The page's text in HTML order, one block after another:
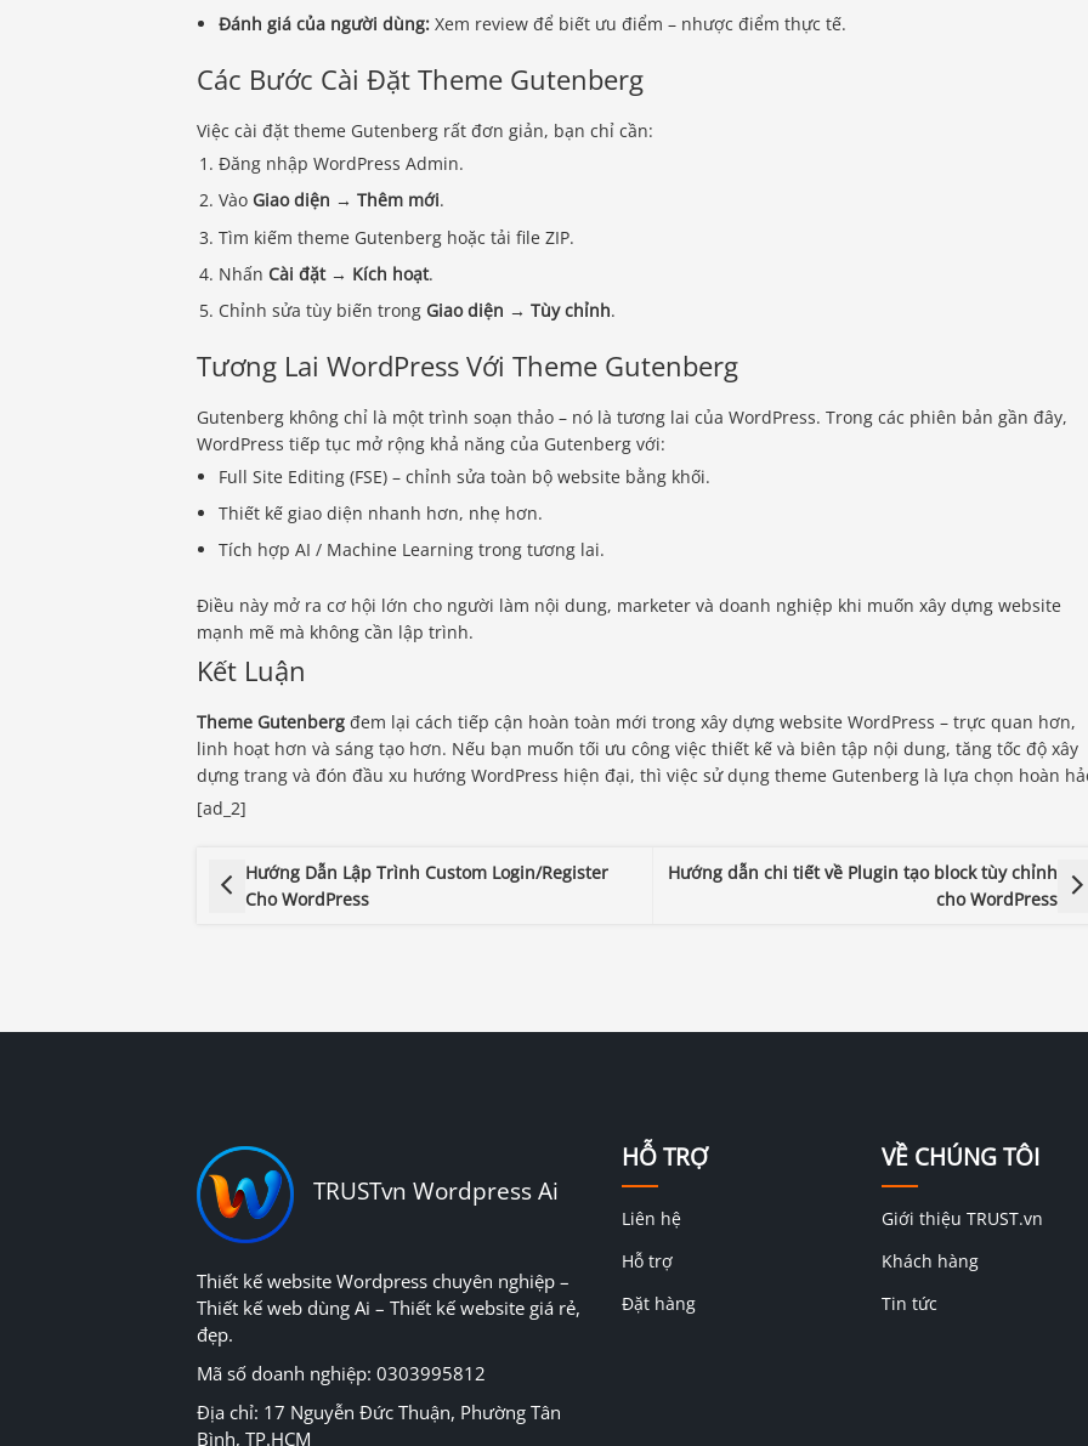
Đánh giá của người dùng: Xem review để biết ưu điểm – nhược điểm thực tế.
Các Bước Cài Đặt Theme Gutenberg
Việc cài đặt theme Gutenberg rất đơn giản, bạn chỉ cần:
Đăng nhập WordPress Admin.
Vào Giao diện → Thêm mới.
Tìm kiếm theme Gutenberg hoặc tải file ZIP.
Nhấn Cài đặt→ Kích hoạt.
Chỉnh sửa tùy biến trong Giao diện → Tùy chỉnh.
Tương Lai WordPress Với Theme Gutenberg
Gutenberg không chỉ là một trình soạn thảo – nó là tương lai của WordPress. Trong các phiên bản gần đây,
WordPress tiếp tục mở rộng khả năng của Gutenberg với:
Full Site Editing (FSE) – chỉnh sửa toàn bộ website bằng khối.
Thiết kế giao diện nhanh hơn, nhẹ hơn.
Tích hợp AI / Machine Learning trong tương lai.
Điều này mở ra cơ hội lớn cho người làm nội dung, marketer và doanh nghiệp khi muốn xây dựng website
mạnh mẽ mà không cần lập trình.
Kết Luận
Theme Gutenberg đem lại cách tiếp cận hoàn toàn mới trong xây dựng website WordPress – trực quan hơn,
linh hoạt hơn và sáng tạo hơn. Nếu bạn muốn tối ưu công việc thiết kế và biên tập nội dung, tăng tốc độ xây
dựng trang và đón đầu xu hướng WordPress hiện đại, thì việc sử dụng theme Gutenberg là lựa chọn hoàn
[ad_2]
Hướng Dẫn Lập Trình Custom Login/Register
Cho WordPress
Hướng dẫn chi tiết về Plugin tạo block tùy chỉnh
cho WordPress
TRUSTvn Wordpress Ai
Thiết kế website Wordpress chuyên nghiệp –
Thiết kế web dùng Ai – Thiết kế website giá rẻ,
đẹp.
Mã số doanh nghiệp: 0303995812
Địa chỉ: 17 Nguyễn Đức Thuận, Phường Tân
Bình, TP.HCM
HỖ TRỢ
Liên hệ
Hỗ trợ
Đặt hàng
VỀ CHÚNG TÔI
Giới thiệu TRUST.vn
Khách hàng
Tin tức